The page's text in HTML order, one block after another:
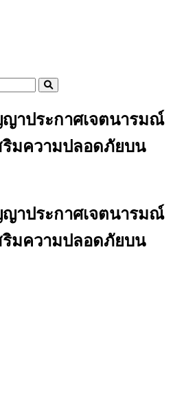
าประกาศเจตนารมณ์
ริมความปลอดภัยบน
าประกาศเจตนารมณ์
ริมความปลอดภัยบน